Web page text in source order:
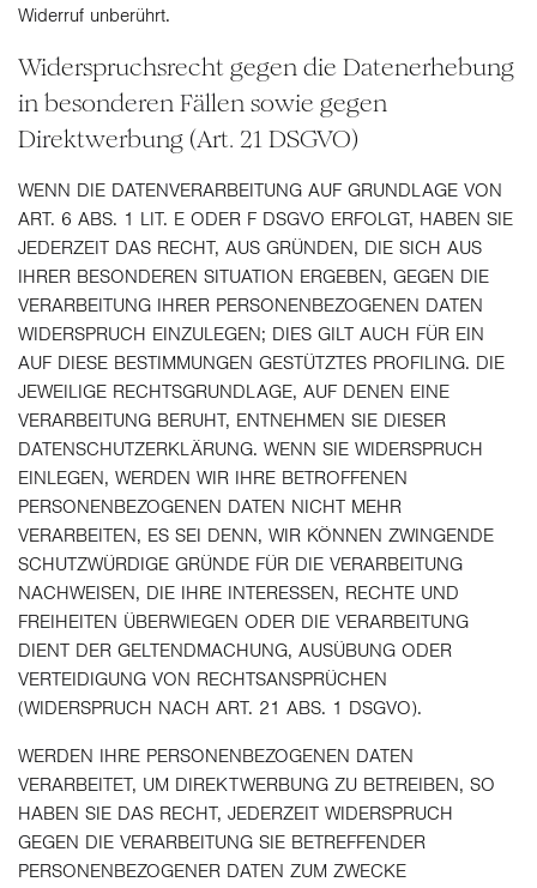
Widerruf unberührt.
Widerspruchsrecht gegen die Datenerhebung
in besonderen Fällen sowie gegen
Direktwerbung (Art. 21 DSGVO)
WENN DIE DATENVERARBEITUNG AUF GRUNDLAGE VON
ART. 6 ABS. 1 LIT. E ODER F DSGVO ERFOLGT, HABEN SIE
JEDERZEIT DAS RECHT, AUS GRÜNDEN, DIE SICH AUS
IHRER BESONDEREN SITUATION ERGEBEN, GEGEN DIE
VERARBEITUNG IHRER PERSONENBEZOGENEN DATEN
WIDERSPRUCH EINZULEGEN; DIES GILT AUCH FÜR EIN
AUF DIESE BESTIMMUNGEN GESTÜTZTES PROFILING. DIE
JEWEILIGE RECHTSGRUNDLAGE, AUF DENEN EINE
VERARBEITUNG BERUHT, ENTNEHMEN SIE DIESER
DATENSCHUTZERKLÄRUNG. WENN SIE WIDERSPRUCH
EINLEGEN, WERDEN WIR IHRE BETROFFENEN
PERSONENBEZOGENEN DATEN NICHT MEHR
VERARBEITEN, ES SEI DENN, WIR KÖNNEN ZWINGENDE
SCHUTZWÜRDIGE GRÜNDE FÜR DIE VERARBEITUNG
NACHWEISEN, DIE IHRE INTERESSEN, RECHTE UND
FREIHEITEN ÜBERWIEGEN ODER DIE VERARBEITUNG
DIENT DER GELTENDMACHUNG, AUSÜBUNG ODER
VERTEIDIGUNG VON RECHTSANSPRÜCHEN
(WIDERSPRUCH NACH ART. 21 ABS. 1 DSGVO).
WERDEN IHRE PERSONENBEZOGENEN DATEN
VERARBEITET, UM DIREKTWERBUNG ZU BETREIBEN, SO
HABEN SIE DAS RECHT, JEDERZEIT WIDERSPRUCH
GEGEN DIE VERARBEITUNG SIE BETREFFENDER
PERSONENBEZOGENER DATEN ZUM ZWECKE